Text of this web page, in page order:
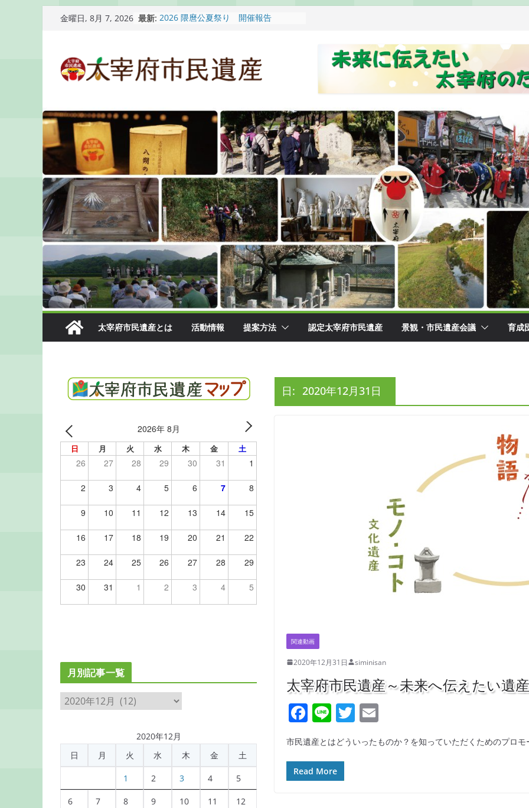
ス
ッ
プ
金曜日, 8月 7, 2026 最新: 2026 隈麿公夏祭り 開催報告
梅香苑夏まつり子どもみこし開催のお
知らせ
太宰府市民遺産とは 活動情報 提案方法 認定太宰府市民遺産 景観・市民遺産会議 育成
日: 2020年12月31日
関連動画
2020年12月31日 siminisan
太宰府市民遺産～未来へ伝えたい遺
F
a
c
e
b
Li
e
T
itt
m
ai
市民遺産とはどういったものか？を知っていただくためのプロ
Read More
2026年 8月
日 月 火 水 木 金 土
26 27 28 29 30 31 1
2 3 4 5 6 7 8
9 10 11 12 13 14 15
16 17 18 19 20 21 22
23 24 25 26 27 28 29
30 31 1 2 3 4 5
月別記事一覧
月
事
2020年12月
日
月 火 水 木 金 土
1 2 3 4 5
6 7 8 9 10 11 12